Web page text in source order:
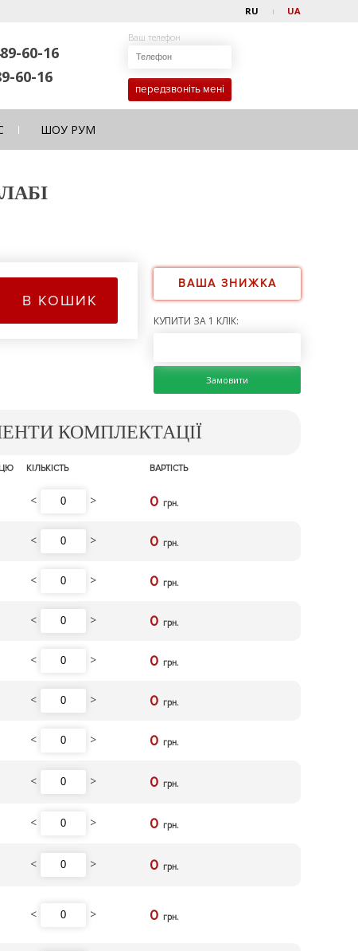
RU UA
60-16
60-16
Ваш телефон
передзвоніть мені
ШОУ РУМ
В КОШИК
ВАША ЗНИЖКА
КУПИТИ ЗА 1 КЛІК:
Замовити
КОМПЛЕКТАЦІЇ
КІЛЬКІСТЬ ВАРТІСТЬ
< > 0 грн.
< > 0 грн.
< > 0 грн.
< > 0 грн.
< > 0 грн.
< > 0 грн.
< > 0 грн.
< > 0 грн.
< > 0 грн.
< > 0 грн.
< > 0 грн.